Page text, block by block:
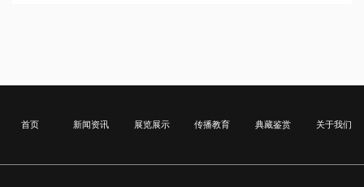
首页 新闻资讯 展览展示 传播教育 典藏鉴赏 关于我们